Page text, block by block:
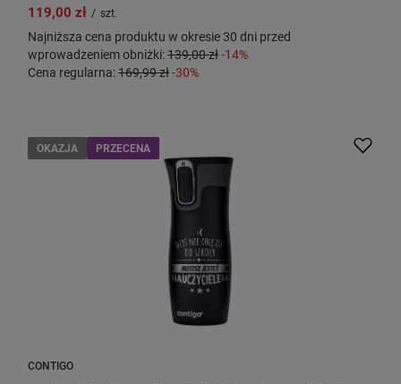
119,00 zł / szt.
Najniższa cena produktu w okresie 30 dni przed
wprowadzeniem obniżki:139,00 zł-14%
Cena regularna:169,99 zł-30%
OKAZJA PRZECENA
CONTIGO